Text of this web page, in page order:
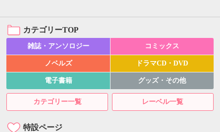
カテゴリーTOP
雑誌・アンソロジー コミックス
ノベルズ ドラマCD・DVD
電子書籍 グッズ・その他
カテゴリー一覧 レーベル一覧
特設ページ